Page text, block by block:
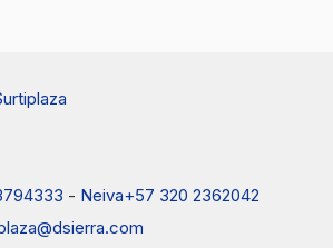
- Neiva+57 320 2362042